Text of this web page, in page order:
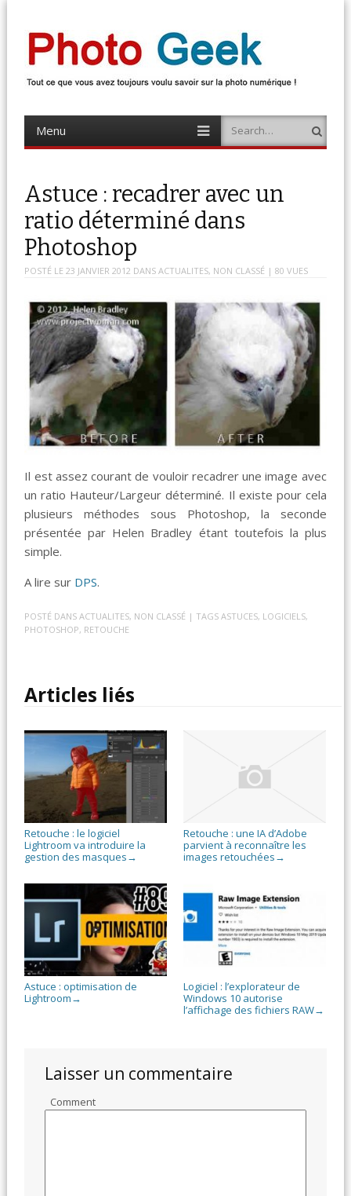
Photo Geek
Menu
content
Search
Astuce : recadrer avec un
ratio déterminé dans
Photoshop
POSTÉ LE 23 JANVIER 2012 DANSACTUALITES, NON CLASSÉ | 80 VUES
Il est assez courant de vouloir recadrer une image avec
un ratio Hauteur/Largeur déterminé. Il existe pour cela
plusieurs méthodes sous Photoshop, la seconde
présentée par Helen Bradley étant toutefois la plus
simple.
A lire sur DPS.
POSTÉ DANSACTUALITES, NON CLASSÉ | TAGSASTUCES, LOGICIELS,
PHOTOSHOP, RETOUCHE
Articles liés
Retouche : le logiciel
Lightroom va introduire la
gestion des masques →
Retouche : une IA d’Adobe
parvient à reconnaître les
images retouchées →
Astuce : optimisation de
Lightroom →
Logiciel : l’explorateur de
Windows 10 autorise
l’affichage des fichiers RAW→
Laisser un commentaire
Comment